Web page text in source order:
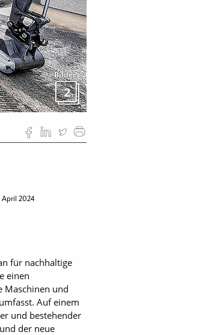
Bilder
2
April 2024
für nachhaltige
einen
Maschinen und
Auf einem
und bestehender
der neue